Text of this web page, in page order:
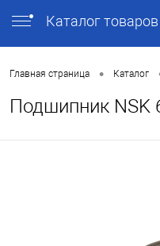
Каталог товаров
Главная страница • Каталог
Подшипник NSK